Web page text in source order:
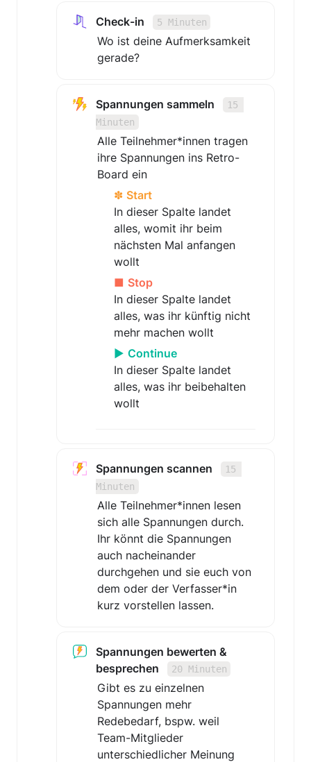
Check-in 5 Minuten
Wo ist deine Aufmerksamkeit
gerade?
Spannungen sammeln
15
Minuten
Alle Teilnehmer*innen tragen
ihre Spannungen ins Retro-
Board ein
✽ Start
In dieser Spalte landet
alles, womit ihr beim
nächsten Mal anfangen
wollt
■ Stop
In dieser Spalte landet
alles, was ihr künftig nicht
mehr machen wollt
▶︎ Continue
In dieser Spalte landet
alles, was ihr beibehalten
Spannungen scannen
15
Minuten
Alle Teilnehmer*innen lesen
sich alle Spannungen durch.
Ihr könnt die Spannungen
auch nacheinander
durchgehen und sie euch von
dem oder der Verfasser*in
kurz vorstellen lassen.
Spannungen bewerten &
besprechen
20 Minuten
Gibt es zu einzelnen
Spannungen mehr
Redebedarf, bspw. weil
Team-Mitglieder
unterschiedlicher Meinung